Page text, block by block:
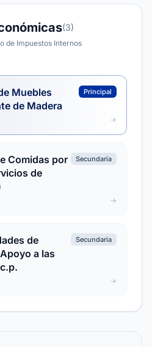
(3)
de Impuestos Internos
Muebles
de Madera
Principal
Comidas por
de
Secundaria
de
a las
Secundaria